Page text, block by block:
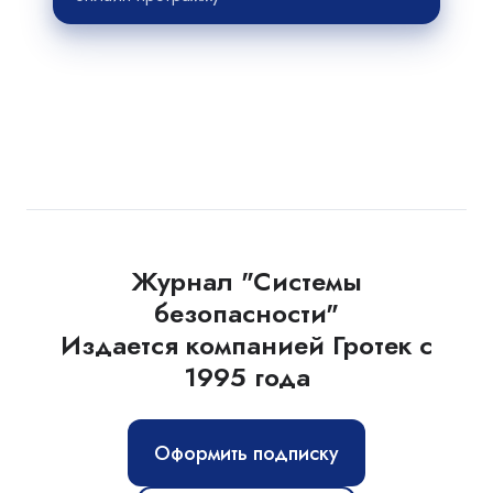
Журнал "Системы
безопасности"
Издается компанией Гротек с
1995 года
Оформить подписку